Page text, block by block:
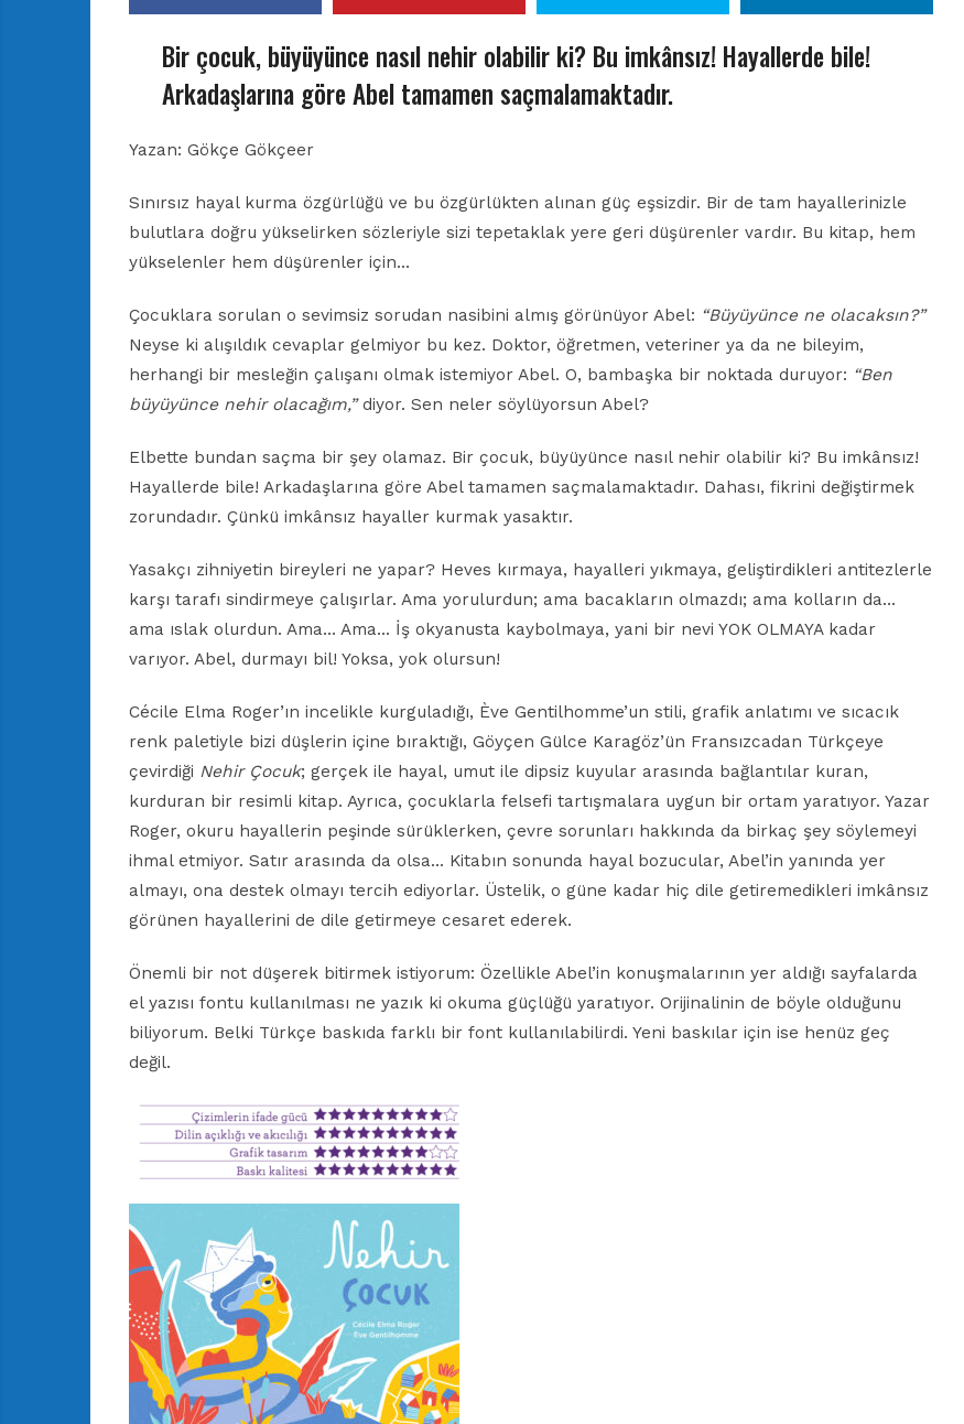
Bir çocuk, büyüyünce nasıl nehir olabilir ki? Bu imkânsız! Hayallerde bile!
Arkadaşlarına göre Abel tamamen saçmalamaktadır.
Yazan: Gökçe Gökçeer
Sınırsız hayal kurma özgürlüğü ve bu özgürlükten alınan güç eşsizdir. Bir de tam hayallerinizle
bulutlara doğru yükselirken sözleriyle sizi tepetaklak yere geri düşürenler vardır. Bu kitap, hem
yükselenler hem düşürenler için…
Çocuklara sorulan o sevimsiz sorudan nasibini almış görünüyor Abel: “Büyüyünce ne olacaksın?”
Neyse ki alışıldık cevaplar gelmiyor bu kez. Doktor, öğretmen, veteriner ya da ne bileyim,
herhangi bir mesleğin çalışanı olmak istemiyor Abel. O, bambaşka bir noktada duruyor: “Ben
büyüyünce nehir olacağım,”diyor. Sen neler söylüyorsun Abel?
Elbette bundan saçma bir şey olamaz. Bir çocuk, büyüyünce nasıl nehir olabilir ki? Bu imkânsız!
Hayallerde bile! Arkadaşlarına göre Abel tamamen saçmalamaktadır. Dahası, fikrini değiştirmek
zorundadır. Çünkü imkânsız hayaller kurmak yasaktır.
Yasakçı zihniyetin bireyleri ne yapar? Heves kırmaya, hayalleri yıkmaya, geliştirdikleri antitezlerle
karşı tarafı sindirmeye çalışırlar. Ama yorulurdun; ama bacakların olmazdı; ama kolların da…
ama ıslak olurdun. Ama… Ama… İş okyanusta kaybolmaya, yani bir nevi YOK OLMAYA kadar
varıyor. Abel, durmayı bil! Yoksa, yok olursun!
Cécile Elma Roger’ın incelikle kurguladığı, Ève Gentilhomme’un stili, grafik anlatımı ve sıcacık
renk paletiyle bizi düşlerin içine bıraktığı, Göyçen Gülce Karagöz’ün Fransızcadan Türkçeye
çevirdiği Nehir Çocuk; gerçek ile hayal, umut ile dipsiz kuyular arasında bağlantılar kuran,
kurduran bir resimli kitap. Ayrıca, çocuklarla felsefi tartışmalara uygun bir ortam yaratıyor. Yazar
Roger, okuru hayallerin peşinde sürüklerken, çevre sorunları hakkında da birkaç şey söylemeyi
ihmal etmiyor. Satır arasında da olsa… Kitabın sonunda hayal bozucular, Abel’in yanında yer
almayı, ona destek olmayı tercih ediyorlar. Üstelik, o güne kadar hiç dile getiremedikleri imkânsız
görünen hayallerini de dile getirmeye cesaret ederek.
Önemli bir not düşerek bitirmek istiyorum: Özellikle Abel’in konuşmalarının yer aldığı sayfalarda
el yazısı fontu kullanılması ne yazık ki okuma güçlüğü yaratıyor. Orijinalinin de böyle olduğunu
biliyorum. Belki Türkçe baskıda farklı bir font kullanılabilirdi. Yeni baskılar için ise henüz geç
değil.